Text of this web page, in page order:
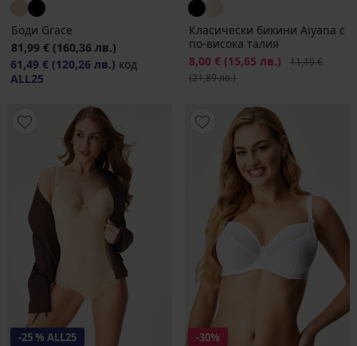
Боди Grace
81,99 € (160,36 лв.)
61,49 € (120,26 лв.) код
ALL25
Класически бикини Aiyana с
по-висока талия
Намаление
8,00 € (15,65 лв.)
11,19 €
(21,89 лв.)
-25 % ALL25 -30%